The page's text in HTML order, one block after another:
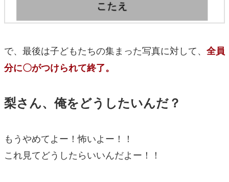
で、最後は子どもたちの集まった写真に対して、 全員
分に〇がつけられて終了。
梨さん、俺をどうしたいんだ？
もうやめてよー！怖いよー！！
これ見てどうしたらいいんだよー！！